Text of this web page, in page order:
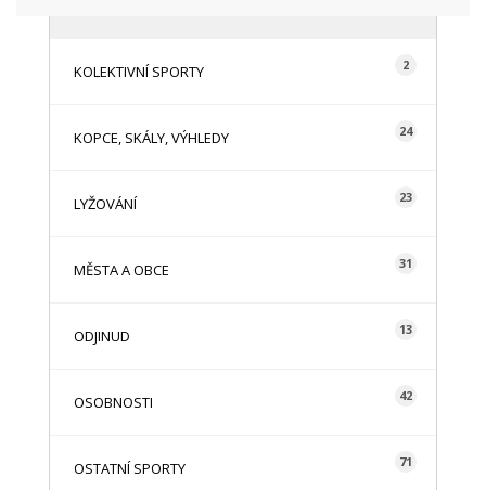
KOLEKTIVNÍ SPORTY 2
KOPCE, SKÁLY, VÝHLEDY 24
LYŽOVÁNÍ 23
MĚSTA A OBCE 31
ODJINUD 13
OSOBNOSTI 42
OSTATNÍ SPORTY 71